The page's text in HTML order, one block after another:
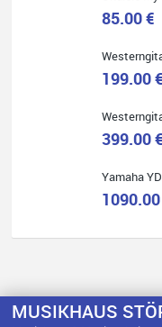
Klein...aber fein!
85.00 €
199.00 €
399.00 €
MUSIKHAUS